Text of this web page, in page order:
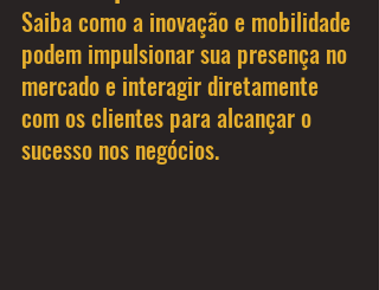
Saiba como a inovação e mobilidade
podem impulsionar sua presença no
mercado e interagir diretamente
com os clientes para alcançar o
sucesso nos negócios.